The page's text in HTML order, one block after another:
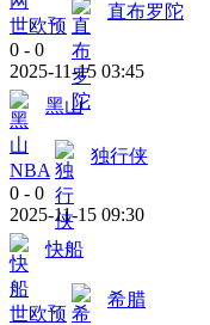
世欧预
直布罗陀
0 - 0
2025-11-15 03:45
黑山
NBA
独行侠
0 - 0
2025-11-15 09:30
快船
世欧预
希腊